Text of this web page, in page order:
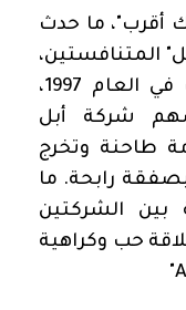
أقرب"، ما حدث
المتنافستين،
عندما استثمرت مايكروسوفت في العام 1997،
أسهم شركة أبل
طاحنة وتخرج
رابحة. ما
بين الشركتين
حب وكراهية
"